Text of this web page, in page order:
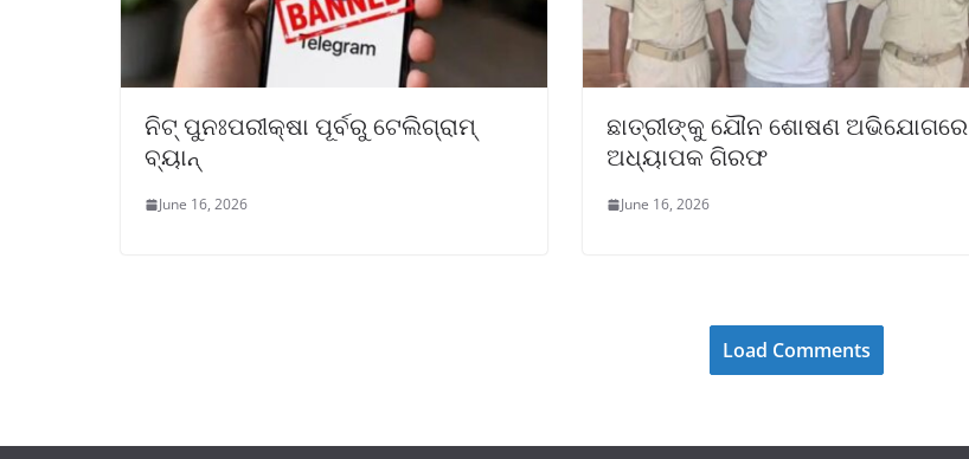
ନିଟ୍ ପୁନଃପରୀକ୍ଷା ପୂର୍ବରୁ ଟେଲିଗ୍ରାମ୍
ବ୍ୟାନ୍
June 16, 2026
ଛାତ୍ରୀଙ୍କୁ ଯୌନ ଶୋଷଣ ଅଭିଯୋଗରେ
ଅଧ୍ୟାପକ ଗିରଫ
June 16, 2026
Load Comments